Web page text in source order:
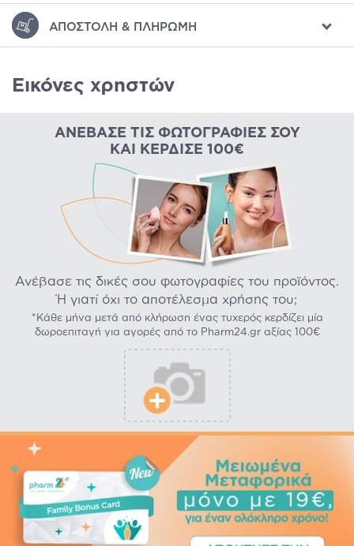
ΑΠΟΣΤΟΛΉ & ΠΛΗΡΩΜΉ
Εικόνες χρηστών
ΑΝΈΒΑΣΕ ΤΙΣ ΦΩΤΟΓΡΑΦΊΕΣ ΣΟΥ
ΚΑΙ ΚΈΡΔΙΣΕ 100€
Ανέβασε τις δικές σου φωτογραφίες του προϊόντος.
Ή γιατί όχι το αποτέλεσμα χρήσης του;
*Κάθε μήνα μετά από κλήρωση ένας τυχερός κερδίζει μία
δωροεπιταγή για αγορές από το Pharm24.gr αξίας 100€